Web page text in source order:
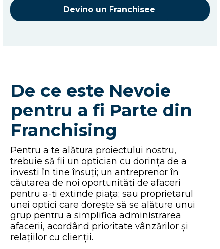
Devino un Franchisee
De ce este Nevoie
pentru a fi Parte din
Franchising
Pentru a te alătura proiectului nostru,
trebuie să fii un optician cu dorința de a
investi în tine însuți; un antreprenor în
căutarea de noi oportunități de afaceri
pentru a-ți extinde piața; sau proprietarul
unei optici care dorește să se alăture unui
grup pentru a simplifica administrarea
afacerii, acordând prioritate vânzărilor și
relațiilor cu clienții.